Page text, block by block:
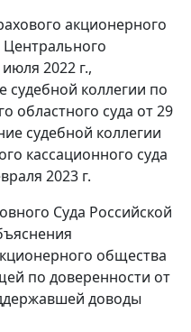
акционерного
2022 г.,
судебной коллегии по
областного суда от 29
судебной коллегии
кассационного суда
2023 г.
Суда Российской
общества
по доверенности от
доводы